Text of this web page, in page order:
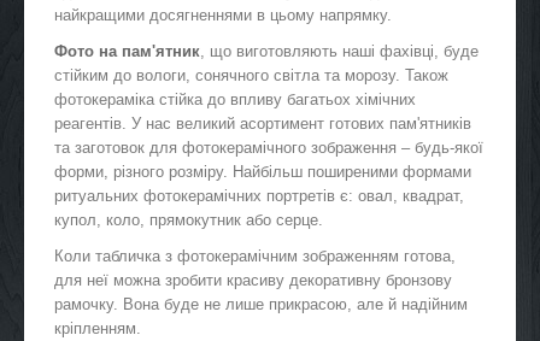
найкращими досягненнями в цьому напрямку.
Фото на пам'ятник, що виготовляють наші фахівці, буде
стійким до вологи, сонячного світла та морозу. Також
фотокераміка стійка до впливу багатьох хімічних
реагентів. У нас великий асортимент готових пам'ятників
та заготовок для фотокерамічного зображення – будь-якої
форми, різного розміру. Найбільш поширеними формами
ритуальних фотокерамічних портретів є: овал, квадрат,
купол, коло, прямокутник або серце.
Коли табличка з фотокерамічним зображенням готова,
для неї можна зробити красиву декоративну бронзову
рамочку. Вона буде не лише прикрасою, але й надійним
кріпленням.